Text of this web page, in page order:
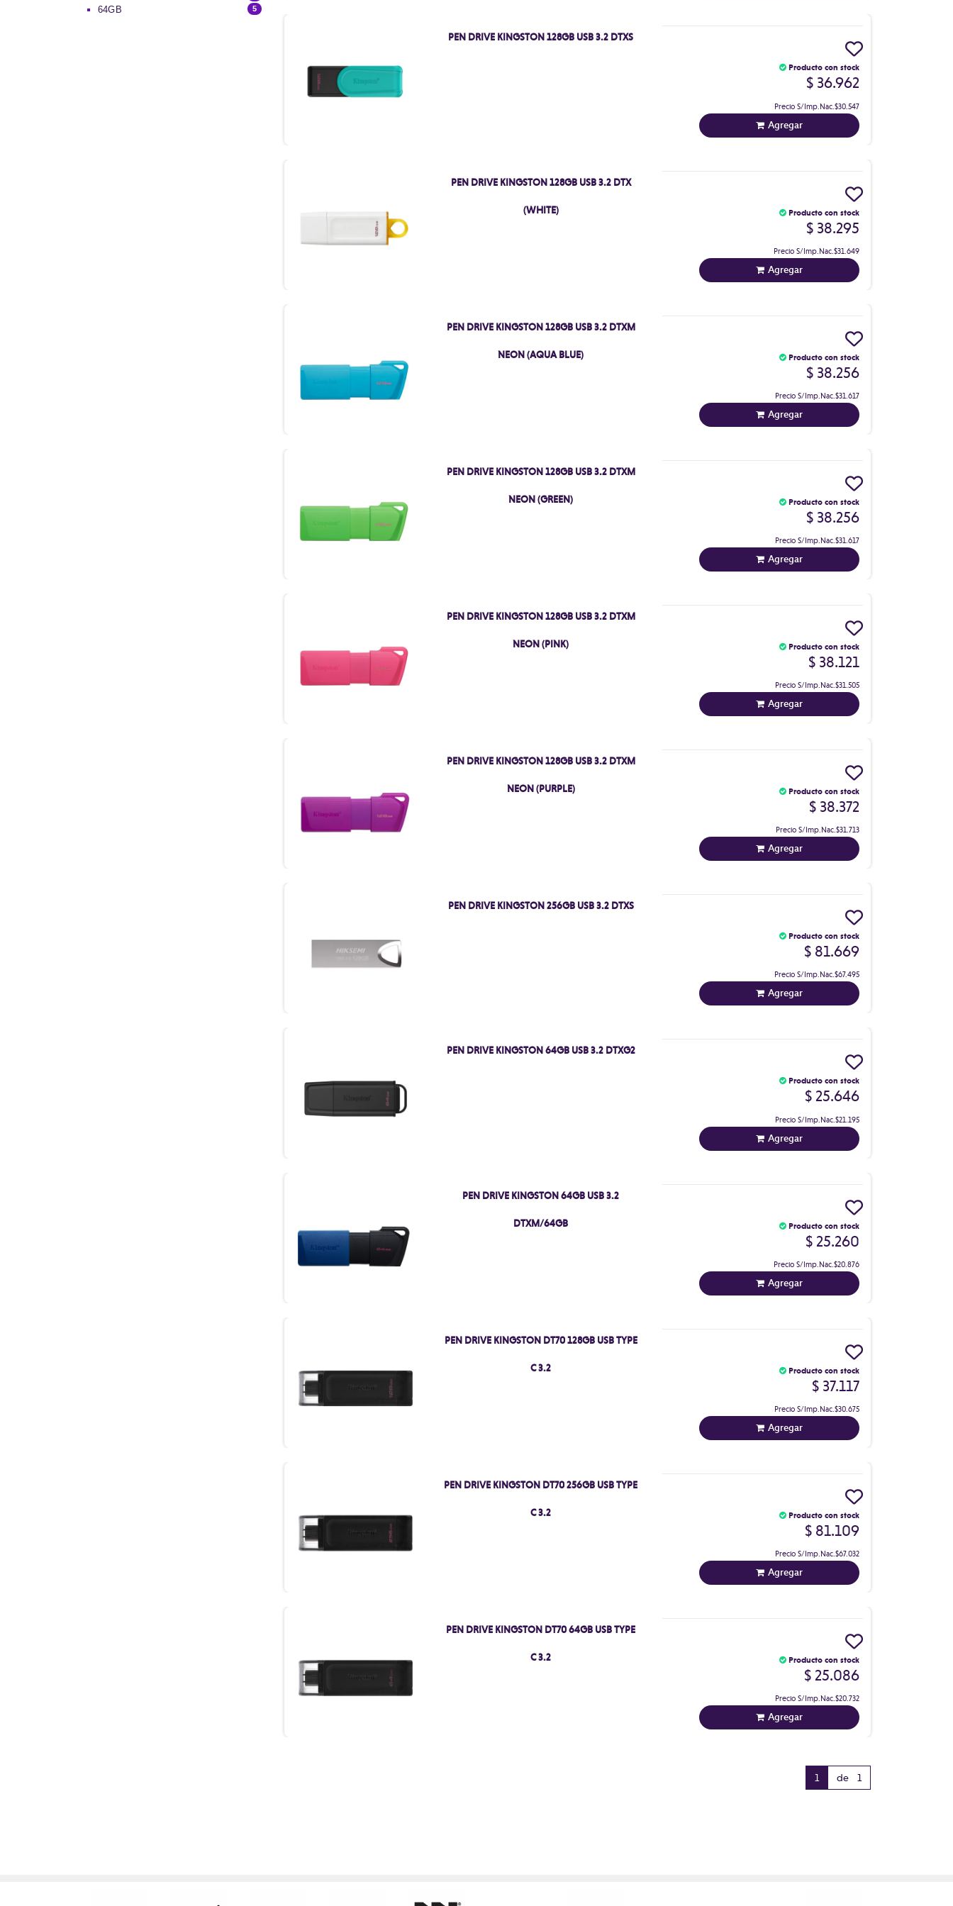
64GB 5
PEN DRIVE KINGSTON 128GB USB 3.2 DTXS
Producto con stock
$ 36.962
Precio S/Imp.Nac.$30.547
Agregar
PEN DRIVE KINGSTON 128GB USB 3.2 DTX
(WHITE) Producto con stock
$ 38.295
Precio S/Imp.Nac.$31.649
Agregar
PEN DRIVE KINGSTON 128GB USB 3.2 DTXM
NEON (AQUA BLUE) Producto con stock
$ 38.256
Precio S/Imp.Nac.$31.617
Agregar
PEN DRIVE KINGSTON 128GB USB 3.2 DTXM
NEON (GREEN) Producto con stock
$ 38.256
Precio S/Imp.Nac.$31.617
Agregar
PEN DRIVE KINGSTON 128GB USB 3.2 DTXM
NEON (PINK) Producto con stock
$ 38.121
Precio S/Imp.Nac.$31.505
Agregar
PEN DRIVE KINGSTON 128GB USB 3.2 DTXM
NEON (PURPLE) Producto con stock
$ 38.372
Precio S/Imp.Nac.$31.713
Agregar
PEN DRIVE KINGSTON 256GB USB 3.2 DTXS
Producto con stock
$ 81.669
Precio S/Imp.Nac.$67.495
Agregar
PEN DRIVE KINGSTON 64GB USB 3.2 DTXG2
Producto con stock
$ 25.646
Precio S/Imp.Nac.$21.195
Agregar
PEN DRIVE KINGSTON 64GB USB 3.2
DTXM/64GB Producto con stock
$ 25.260
Precio S/Imp.Nac.$20.876
Agregar
PEN DRIVE KINGSTON DT70 128GB USB TYPE
C 3.2 Producto con stock
$ 37.117
Precio S/Imp.Nac.$30.675
Agregar
PEN DRIVE KINGSTON DT70 256GB USB TYPE
C 3.2 Producto con stock
$ 81.109
Precio S/Imp.Nac.$67.032
Agregar
PEN DRIVE KINGSTON DT70 64GB USB TYPE
C 3.2 Producto con stock
$ 25.086
Precio S/Imp.Nac.$20.732
Agregar
1 de 1